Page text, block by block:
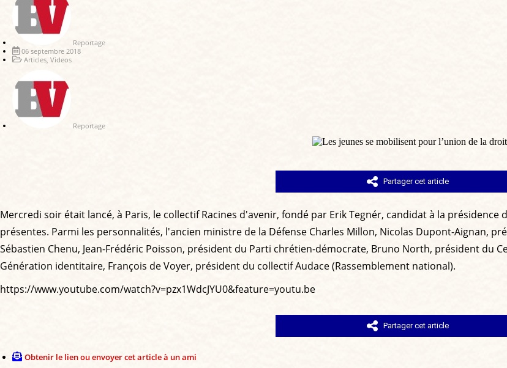
Reportage
06 septembre 2018
Articles Videos
Reportage
Partager cet article
Mercredi soir était lancé, à Paris, le collectif Racines d'avenir, fondé par Erik Tegnér, candidat à la
présentes. Parmi les personnalités, l'ancien ministre de la Défense Charles Millon, Nicolas Dupont-Aignan,
Sébastien Chenu, Jean-Frédéric Poisson, président du Parti chrétien-démocrate, Bruno North, président du
Génération identitaire, François de Voyer, président du collectif Audace (Rassemblement national).
https://www.youtube.com/watch?v=pzx1WdcJYU0&feature=youtu.be
Partager cet article
Obtenir le lien ou envoyer cet article à un ami